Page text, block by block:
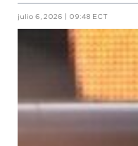
julio 6, 2026 | 09:48 ECT